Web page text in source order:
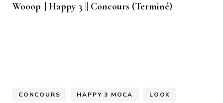
Wooop || Happy 3 || Concours (Terminé)
CONCOURS HAPPY 3 MOCA LOOK